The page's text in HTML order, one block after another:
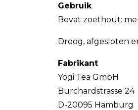
Gebruik
Bevat zoethout:
Droog, afgesloten
Fabrikant
Yogi Tea GmbH
Burchardstrasse 24
D-20095 Hamburg